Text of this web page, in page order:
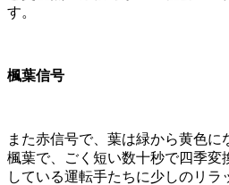
す。
楓葉信号
また赤信号で、葉は緑から黄色に
楓葉で、ごく短い数十秒で四季変
している運転手たちに少しのリラ